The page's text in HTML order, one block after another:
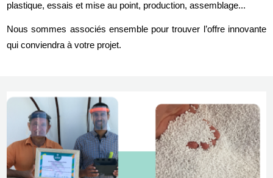
plastique, essais et mise au point, production, assemblage...
Nous sommes associés ensemble pour trouver l’offre innovante
qui conviendra à votre projet.
Image